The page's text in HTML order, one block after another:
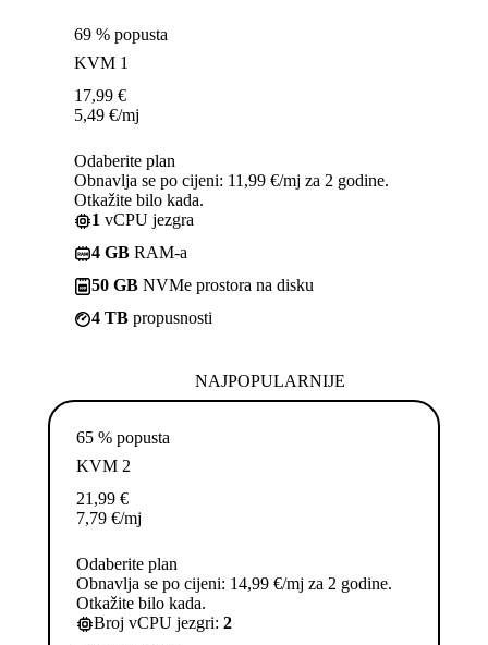
69 % popusta
KVM 1
17,99 €
5,49 €/mj
Odaberite plan
Obnavlja se po cijeni: 11,99 €/mj za 2 godine.
Otkažite bilo kada.
1 vCPU jezgra
4 GB RAM-a
50 GB NVMe prostora na disku
4 TB propusnosti
NAJPOPULARNIJE
65 % popusta
KVM 2
21,99 €
7,79 €/mj
Odaberite plan
Obnavlja se po cijeni: 14,99 €/mj za 2 godine.
Otkažite bilo kada.
Broj vCPU jezgri: 2